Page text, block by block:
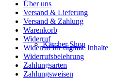
Kärcher Shop
Über uns
Versand & Lieferung
Versand & Zahlung
Warenkorb
Widerruf
Widerruf für digitale Inhalte
Widerrufsbelehrung
Zahlungsarten
Zahlungsweisen